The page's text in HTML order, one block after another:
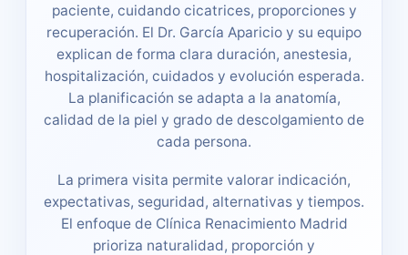
paciente, cuidando cicatrices, proporciones y
recuperación. El Dr. García Aparicio y su equipo
explican de forma clara duración, anestesia,
hospitalización, cuidados y evolución esperada.
La planificación se adapta a la anatomía,
calidad de la piel y grado de descolgamiento de
cada persona.
La primera visita permite valorar indicación,
expectativas, seguridad, alternativas y tiempos.
El enfoque de Clínica Renacimiento Madrid
prioriza naturalidad, proporción y